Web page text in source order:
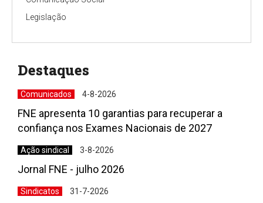
Legislação
Destaques
Comunicados 4-8-2026
FNE apresenta 10 garantias para recuperar a
confiança nos Exames Nacionais de 2027
Ação sindical 3-8-2026
Jornal FNE - julho 2026
Sindicatos 31-7-2026